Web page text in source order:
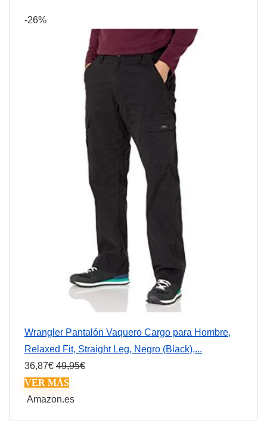
-26%
Wrangler Pantalón Vaquero Cargo para Hombre,
Relaxed Fit, Straight Leg, Negro (Black),...
36,87€ 49,95€
VER MÁS
Amazon.es